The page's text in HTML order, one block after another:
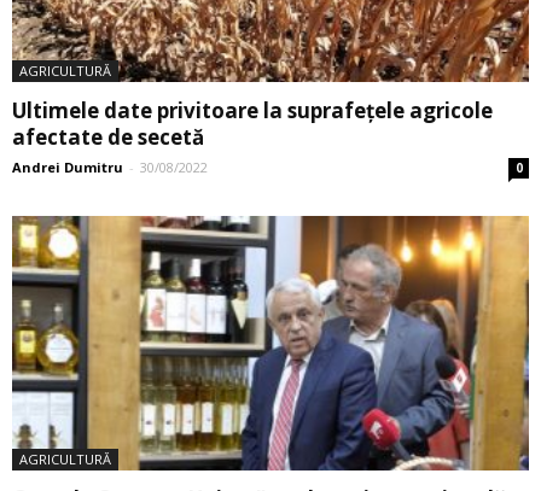
AGRICULTURĂ
Ultimele date privitoare la suprafețele agricole
afectate de secetă
Andrei Dumitru - 30/08/2022 0
AGRICULTURĂ